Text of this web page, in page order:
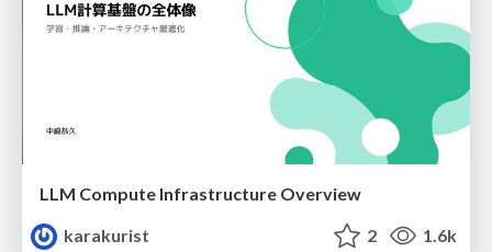
LLM Compute Infrastructure Overview
karakurist
2 1.6k